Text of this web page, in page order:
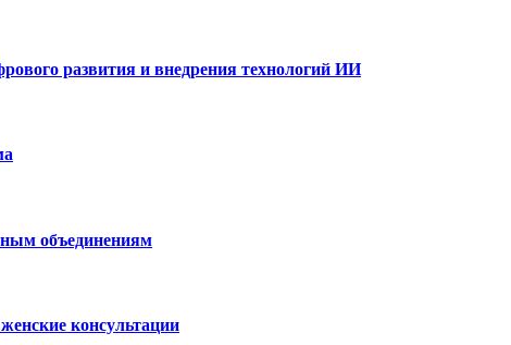
развития и внедрения технологий ИИ
объединениям
консультации